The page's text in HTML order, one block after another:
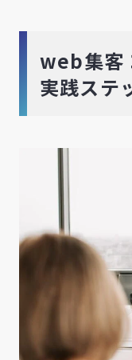
web集客
実践ステ